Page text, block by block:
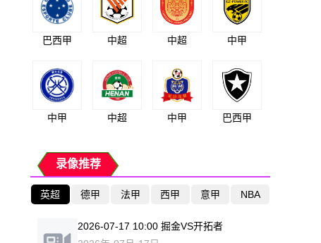
巴西甲 中超 中超 中甲
中甲 中超 中甲 巴西甲
录像推荐
英超 德甲 法甲 西甲 意甲 NBA
2026-07-17 10:00 掘金VS开拓者